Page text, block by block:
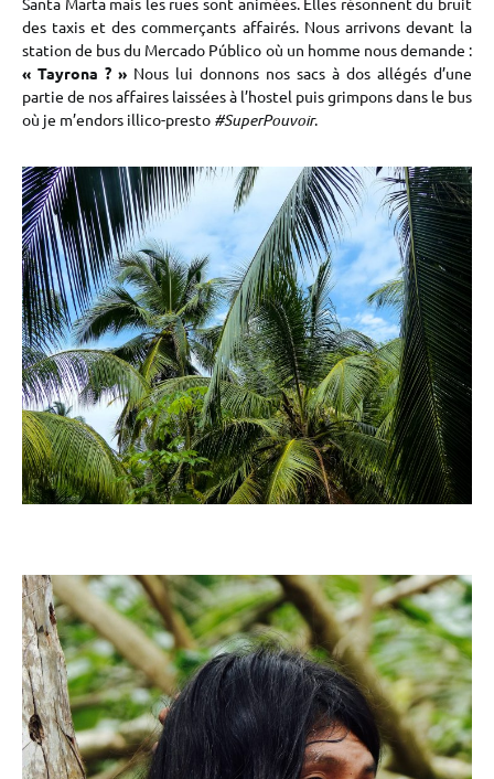
des taxis et des commerçants affairés. Nous arrivons devant la
station de bus du Mercado Público où un homme nous demande :
« Tayrona ? » Nous lui donnons nos sacs à dos allégés d’une
partie de nos affaires laissées à l’hostel puis grimpons dans le bus
où je m’endors illico-presto #SuperPouvoir.